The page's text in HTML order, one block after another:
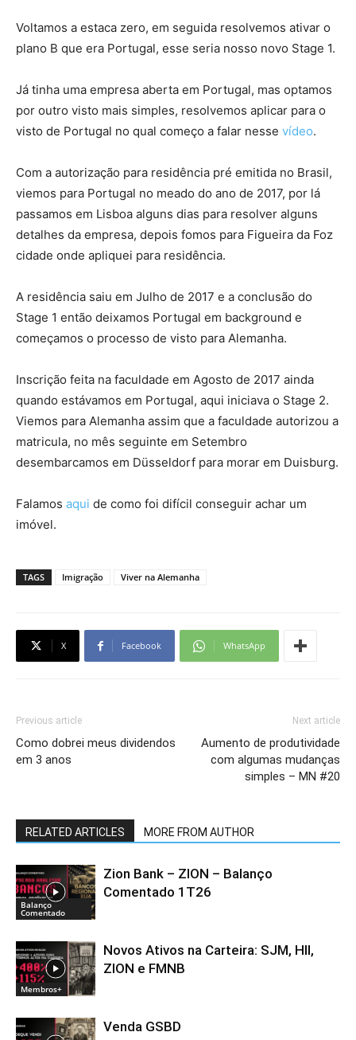
Voltamos a estaca zero, em seguida resolvemos ativar o
plano B que era Portugal, esse seria nosso novo Stage 1.
Já tinha uma empresa aberta em Portugal, mas optamos
por outro visto mais simples, resolvemos aplicar para o
visto de Portugal no qual começo a falar nesse vídeo.
Com a autorização para residência pré emitida no Brasil,
viemos para Portugal no meado do ano de 2017, por lá
passamos em Lisboa alguns dias para resolver alguns
detalhes da empresa, depois fomos para Figueira da Foz
cidade onde apliquei para residência.
A residência saiu em Julho de 2017 e a conclusão do
Stage 1 então deixamos Portugal em background e
começamos o processo de visto para Alemanha.
Inscrição feita na faculdade em Agosto de 2017 ainda
quando estávamos em Portugal, aqui iniciava o Stage 2.
Viemos para Alemanha assim que a faculdade autorizou a
matricula, no mês seguinte em Setembro
desembarcamos em Düsseldorf para morar em Duisburg.
Falamos aqui de como foi difícil conseguir achar um
imóvel.
TAGS Imigração Viver na Alemanha
X Facebook WhatsApp
Previous article
Como dobrei meus dividendos
em 3 anos
Next article
Aumento de produtividade
com algumas mudanças
simples – MN #20
RELATED ARTICLES MORE FROM AUTHOR
Balanço
Comentado
Zion Bank – ZION – Balanço
Comentado 1T26
Membros+
Novos Ativos na Carteira: SJM, HII,
ZION e FMNB
Venda GSBD